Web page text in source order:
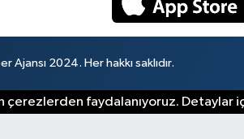
Ajansı 2024. Her hakkı saklıdır.
çerezlerden faydalanıyoruz. Detaylar